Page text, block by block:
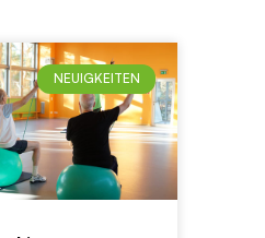
NEUIGKEITEN